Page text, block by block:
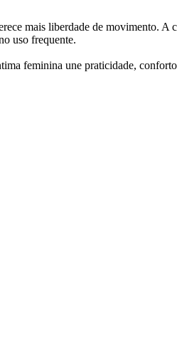
mais liberdade de movimento.
uso frequente.
feminina une praticidade,